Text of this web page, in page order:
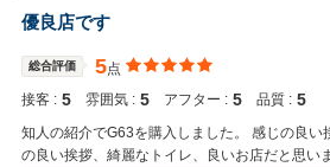
優良店です
総合評価 5点
接客 : 5 雰囲気 : 5 アフター : 5 品質 : 5
知人の紹介でG63を購入しました。 感じの良い接客、スタッフさんの気持ち
の良い挨拶、綺麗なトイレ、良いお店だと思いま